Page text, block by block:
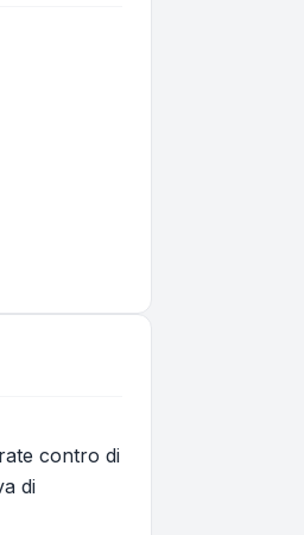
contro di
di